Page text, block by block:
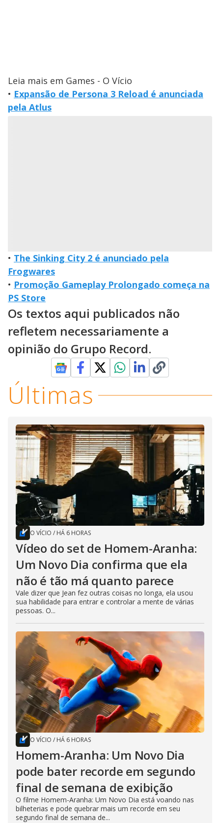
Leia mais em Games - O Vício
• Expansão de Persona 3 Reload é anunciada
pela Atlus
• The Sinking City 2 é anunciado pela
Frogwares
• Promoção Gameplay Prolongado começa na
PS Store
Os textos aqui publicados não
refletem necessariamente a
opinião do Grupo Record.
Últimas
O VÍCIO / HÁ 6 HORAS
Vídeo do set de Homem-Aranha:
Um Novo Dia confirma que ela
não é tão má quanto parece
Vale dizer que Jean fez outras coisas no longa, ela usou
sua habilidade para entrar e controlar a mente de várias
pessoas. O...
O VÍCIO / HÁ 6 HORAS
Homem-Aranha: Um Novo Dia
pode bater recorde em segundo
final de semana de exibição
O filme Homem-Aranha: Um Novo Dia está voando nas
bilheterias e pode quebrar mais um recorde em seu
segundo final de semana de...